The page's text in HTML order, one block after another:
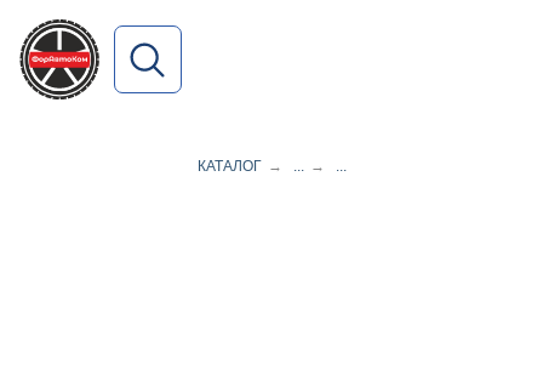
КАТАЛОГ → ... → ...